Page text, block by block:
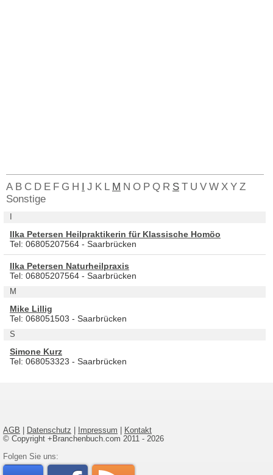
A B C D E F G H I J K L M N O P Q R S T U V W X Y Z
Sonstige
Ilka Petersen Heilpraktikerin für Klassische Homöo
Tel: 06805207564 - Saarbrücken
Ilka Petersen Naturheilpraxis
Tel: 06805207564 - Saarbrücken
M
Mike Lillig
Tel: 068051503 - Saarbrücken
S
Simone Kurz
Tel: 068053323 - Saarbrücken
AGB Datenschutz Impressum
Kontakt
© Copyright +Branchenbuch.com 2011 - 2026
Folgen Sie uns: